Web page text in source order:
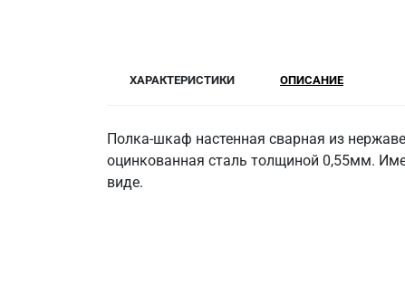
ХАРАКТЕРИСТИКИ ОПИСАНИЕ
Полка-шкаф настенная сварная из
оцинкованная сталь толщиной 0,55мм.
виде.